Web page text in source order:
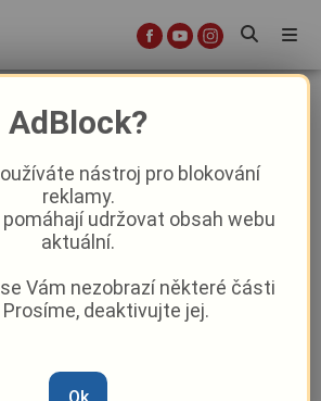
vodě v druhé půlce
14. 8. 2024|04:43
AdBlock?
nástroj pro blokování
reklamy.
udržovat obsah webu
aktuální.
Vám nezobrazí některé části
deaktivujte jej.